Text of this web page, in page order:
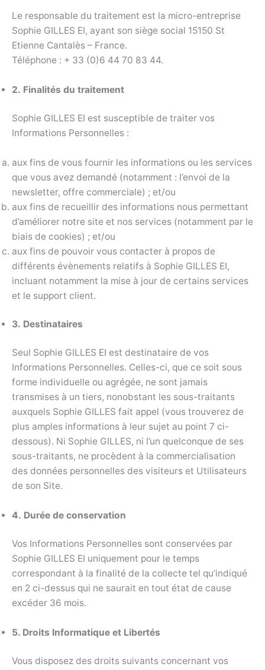
Le responsable du traitement est la micro-entreprise
Sophie GILLES EI, ayant son siège social 15150 St
Etienne Cantalès – France.
Téléphone : + 33 (0)6 44 70 83 44.
2. Finalités du traitement
Sophie GILLES EI est susceptible de traiter vos
Informations Personnelles :
aux fins de vous fournir les informations ou les services
que vous avez demandé (notamment : l’envoi de la
newsletter, offre commerciale) ; et/ou
aux fins de recueillir des informations nous permettant
d’améliorer notre site et nos services (notamment par le
biais de cookies) ; et/ou
aux fins de pouvoir vous contacter à propos de
différents évènements relatifs à Sophie GILLES EI,
incluant notamment la mise à jour de certains services
et le support client.
3. Destinataires
Seul Sophie GILLES EI est destinataire de vos
Informations Personnelles. Celles-ci, que ce soit sous
forme individuelle ou agrégée, ne sont jamais
transmises à un tiers, nonobstant les sous-traitants
auxquels Sophie GILLES fait appel (vous trouverez de
plus amples informations à leur sujet au point 7 ci-
dessous). Ni Sophie GILLES, ni l’un quelconque de ses
sous-traitants, ne procèdent à la commercialisation
des données personnelles des visiteurs et Utilisateurs
de son Site.
4. Durée de conservation
Vos Informations Personnelles sont conservées par
Sophie GILLES EI uniquement pour le temps
correspondant à la finalité de la collecte tel qu’indiqué
en 2 ci-dessus qui ne saurait en tout état de cause
excéder 36 mois.
5. Droits Informatique et Libertés
Vous disposez des droits suivants concernant vos